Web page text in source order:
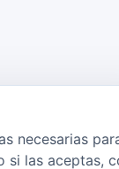
necesarias
si las aceptas,